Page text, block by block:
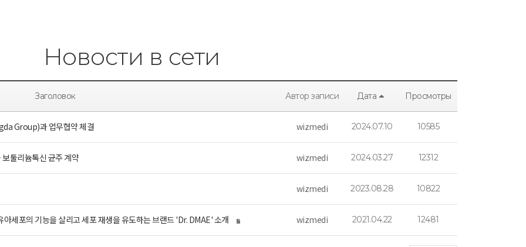
Новости в сети
Заголовок Автор записи Дата Просмотры
Group)과 업무협약 체결 wizmedi 2024.07.10 10585
툴리늄톡신 균주 계약 wizmedi 2024.03.27 12312
wizmedi 2023.08.28 10822
세포의 기능을 살리고 세포 재생을 유도하는 브랜드 'Dr. DMAE' 소개 wizmedi 2021.04.22 12481